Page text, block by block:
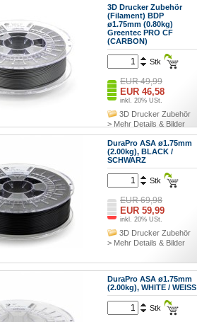
> Mehr Details & Bilder
3D Drucker Zubehör
(Filament) BDP
ø1.75mm (0.80kg)
Greentec PRO CF
(CARBON)
Stk
EUR 49,99
EUR 46,58
inkl. 20% USt.
3D Drucker Zubehör
> Mehr Details & Bilder
DuraPro ASA ø1.75mm
(2.00kg), BLACK /
SCHWARZ
Stk
EUR 69,98
EUR 59,99
inkl. 20% USt.
3D Drucker Zubehör
> Mehr Details & Bilder
DuraPro ASA ø1.75mm
(2.00kg), WHITE / WEISS
Stk